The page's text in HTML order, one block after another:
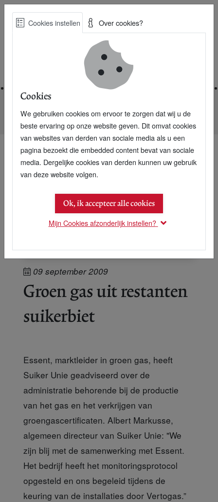
Skip
Best Practices voor een duurzame toekomst
Nieuwsarchief Groen gas uit restanten suikerbiet
09 september 2009
Groen gas uit restanten
suikerbiet
Essent, marktleider in groen gas, heeft
Suiker Unie geadviseerd over de
administratie behorende bij de productie
van het gas en het verkrijgen van
groengascertificaten. Albert Markusse,
algemeen directeur van Suiker Unie: "We
zijn blij met de samenwerking met Essent.
Het bedrijf heeft het monitoringsprotocol
opgesteld en ons begeleid tijdens de
keuring van de installaties door Vertogas.”
Cookies instellen Over cookies?
Cookies
We gebruiken cookies om ervoor te zorgen dat wij u de
beste ervaring op onze website geven. Dit omvat cookies
van websites van derden van sociale media als u een
pagina bezoekt die embedded content bevat van sociale
media. Dergelijke cookies van derden kunnen uw gebruik
van deze website volgen.
Ok, ik accepteer alle cookies
Mijn Cookies afzonderlijk instellen?